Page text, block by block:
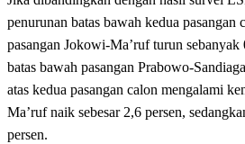
penurunan batas bawah kedua pasangan
pasangan Jokowi-Ma’ruf turun sebanyak
batas bawah pasangan Prabowo-
atas kedua pasangan calon mengalami
Ma’ruf naik sebesar 2,6 persen,
persen.